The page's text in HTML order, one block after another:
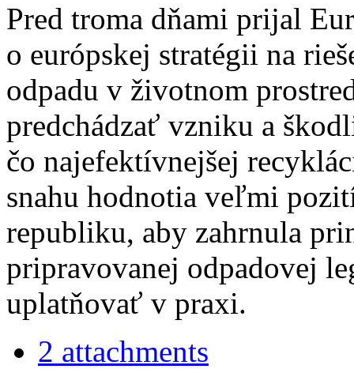
Pred troma dňami prijal
o európskej stratégii na
odpadu v životnom
predchádzať vzniku a
čo najefektívnejšej
snahu hodnotia veľmi
republiku, aby zahrnula
pripravovanej odpadovej
uplatňovať v praxi.
2 attachments